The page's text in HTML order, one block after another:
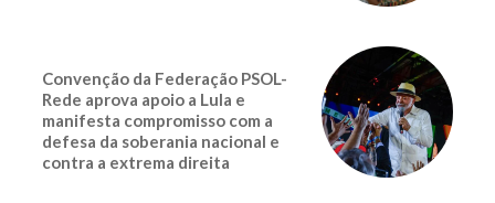
Convenção da Federação PSOL-
Rede aprova apoio a Lula e
manifesta compromisso com a
defesa da soberania nacional e
contra a extrema direita